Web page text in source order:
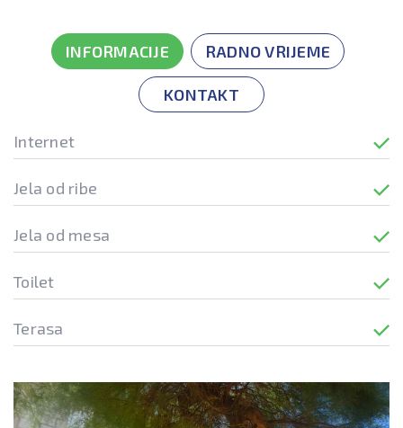
INFORMACIJE RADNO VRIJEME
KONTAKT
Internet
Jela od ribe
Jela od mesa
Toilet
Terasa